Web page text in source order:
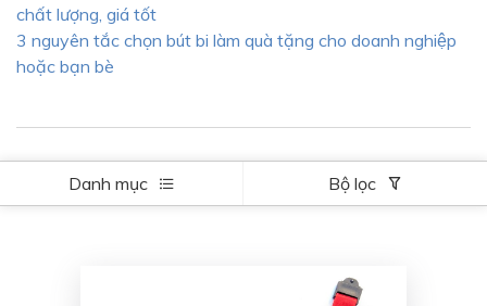
chất lượng, giá tốt
3 nguyên tắc chọn bút bi làm quà tặng cho doanh nghiệp
hoặc bạn bè
Danh mục Bộ lọc